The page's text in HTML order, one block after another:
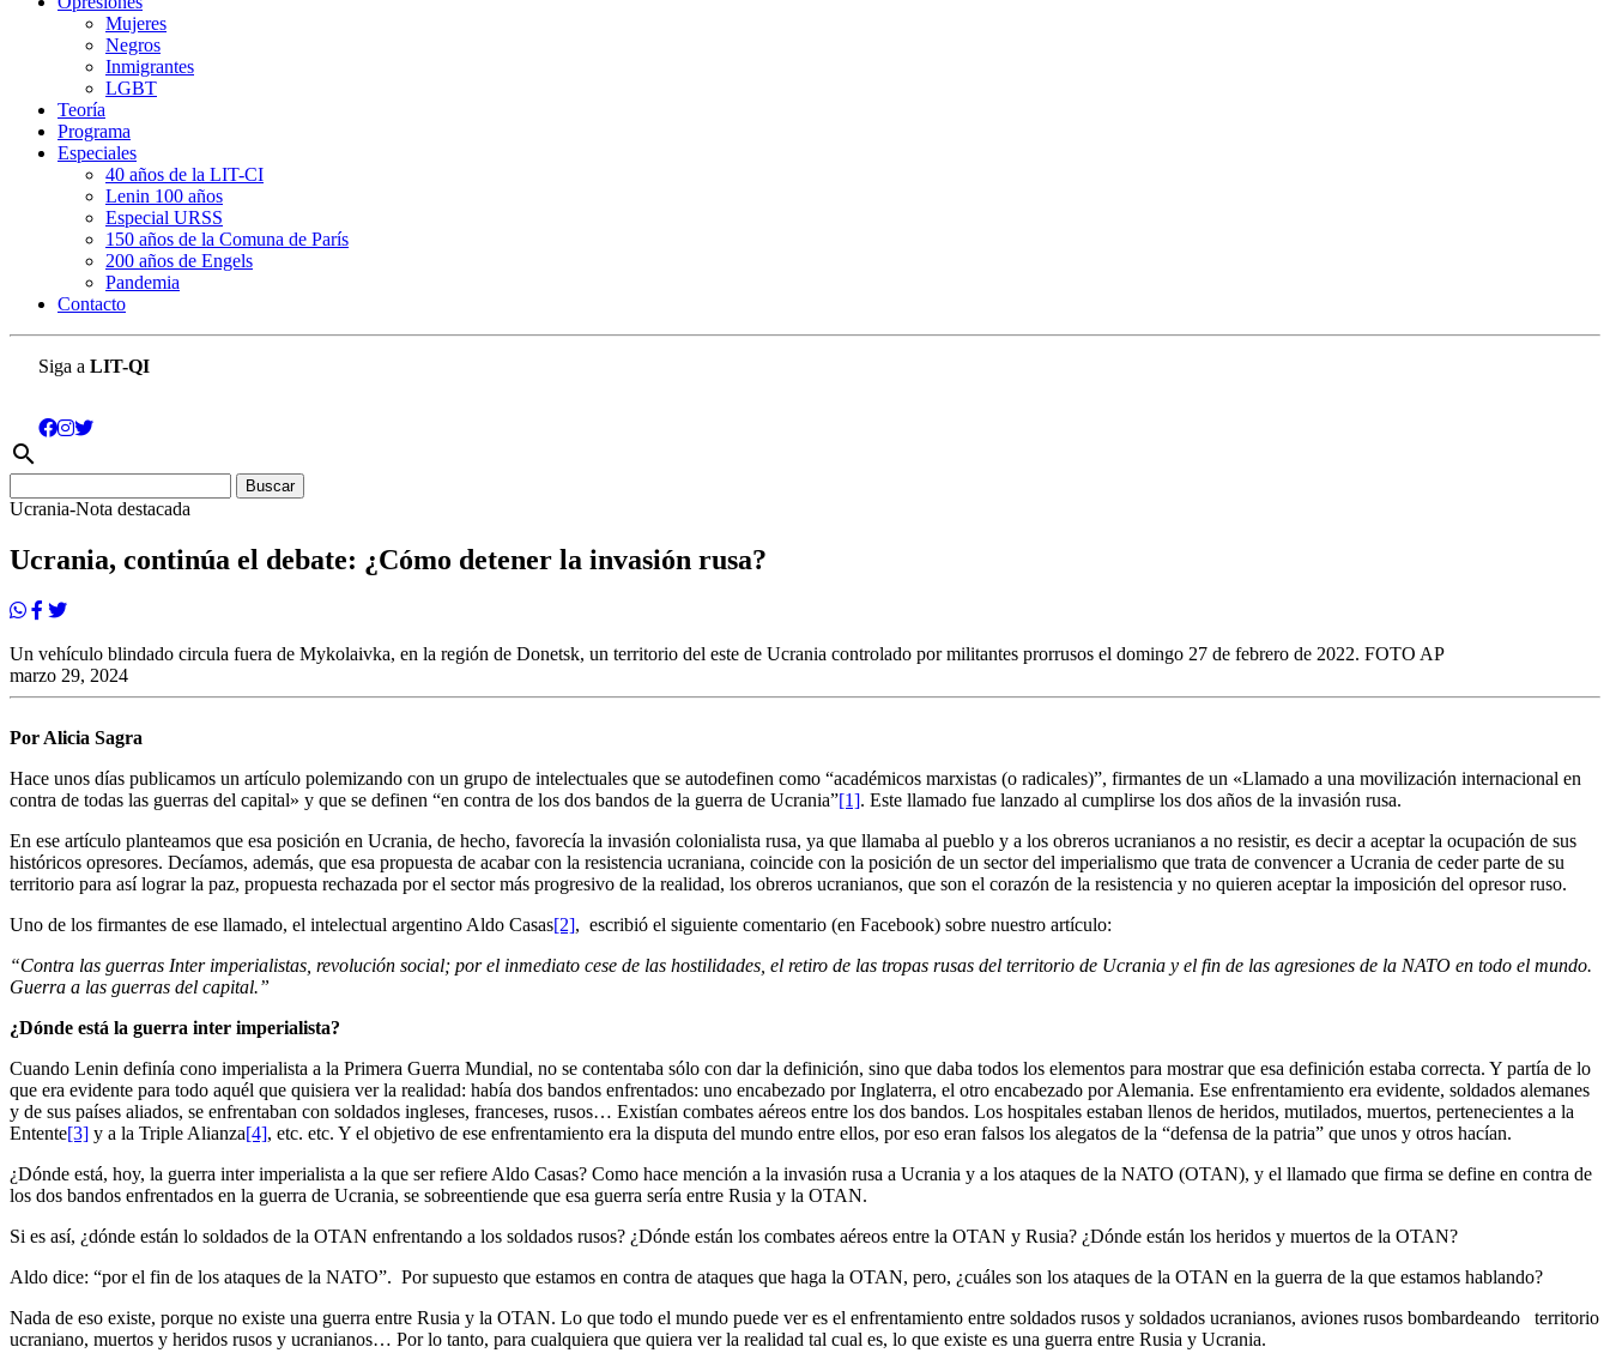
Mujeres
Negros
Inmigrantes
LGBT
Teoría
Programa
Especiales
40 años de la LIT-CI
Lenin 100 años
Especial URSS
150 años de la Comuna de París
200 años de Engels
Pandemia
Contacto
Siga a LIT-QI
search
Ucrania-Nota destacada
Ucrania, continúa el debate: ¿Cómo detener la invasión rusa?
Un vehículo blindado circula fuera de Mykolaivka, en la región de Donetsk, un territorio del este de Ucrania controlado por militantes prorrusos el domingo 27 de febrero de 2022. FOTO AP
marzo 29, 2024
Por Alicia Sagra
Hace unos días publicamos un artículo polemizando con un grupo de intelectuales que se autodefinen como “académicos marxistas (o radicales)”, firmantes de un «Llamado a una movilización internacional en
contra de todas las guerras del capital» y que se definen “en contra de los dos bandos de la guerra de Ucrania”[1]. Este llamado fue lanzado al cumplirse los dos años de la invasión rusa.
En ese artículo planteamos que esa posición en Ucrania, de hecho, favorecía la invasión colonialista rusa, ya que llamaba al pueblo y a los obreros ucranianos a no resistir, es decir a aceptar la ocupación de sus
históricos opresores. Decíamos, además, que esa propuesta de acabar con la resistencia ucraniana, coincide con la posición de un sector del imperialismo que trata de convencer a Ucrania de ceder parte de su
territorio para así lograr la paz, propuesta rechazada por el sector más progresivo de la realidad, los obreros ucranianos, que son el corazón de la resistencia y no quieren aceptar la imposición del opresor ruso.
Uno de los firmantes de ese llamado, el intelectual argentino Aldo Casas[2], escribió el siguiente comentario (en Facebook) sobre nuestro artículo:
“Contra las guerras Inter imperialistas, revolución social; por el inmediato cese de las hostilidades, el retiro de las tropas rusas del territorio de Ucrania y el fin de las agresiones de la NATO en todo el mundo.
Guerra a las guerras del capital.”
¿Dónde está la guerra inter imperialista?
Cuando Lenin definía cono imperialista a la Primera Guerra Mundial, no se contentaba sólo con dar la definición, sino que daba todos los elementos para mostrar que esa definición estaba correcta. Y partía de lo
que era evidente para todo aquél que quisiera ver la realidad: había dos bandos enfrentados: uno encabezado por Inglaterra, el otro encabezado por Alemania. Ese enfrentamiento era evidente, soldados alemanes
y de sus países aliados, se enfrentaban con soldados ingleses, franceses, rusos… Existían combates aéreos entre los dos bandos. Los hospitales estaban llenos de heridos, mutilados, muertos, pertenecientes a la
Entente[3] y a la Triple Alianza[4], etc. etc. Y el objetivo de ese enfrentamiento era la disputa del mundo entre ellos, por eso eran falsos los alegatos de la “defensa de la patria” que unos y otros hacían.
¿Dónde está, hoy, la guerra inter imperialista a la que ser refiere Aldo Casas? Como hace mención a la invasión rusa a Ucrania y a los ataques de la NATO (OTAN), y el llamado que firma se define en contra de
los dos bandos enfrentados en la guerra de Ucrania, se sobreentiende que esa guerra sería entre Rusia y la OTAN.
Si es así, ¿dónde están lo soldados de la OTAN enfrentando a los soldados rusos? ¿Dónde están los combates aéreos entre la OTAN y Rusia? ¿Dónde están los heridos y muertos de la OTAN?
Aldo dice: “por el fin de los ataques de la NATO”. Por supuesto que estamos en contra de ataques que haga la OTAN, pero, ¿cuáles son los ataques de la OTAN en la guerra de la que estamos hablando?
Nada de eso existe, porque no existe una guerra entre Rusia y la OTAN. Lo que todo el mundo puede ver es el enfrentamiento entre soldados rusos y soldados ucranianos, aviones rusos bombardeando territorio
ucraniano, muertos y heridos rusos y ucranianos… Por lo tanto, para cualquiera que quiera ver la realidad tal cual es, lo que existe es una guerra entre Rusia y Ucrania.